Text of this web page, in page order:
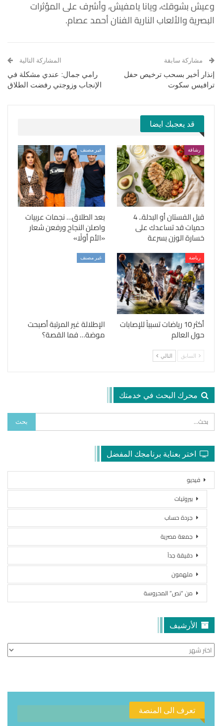
وعيش بشوقك، ويانا يامفيش، وأشرف على المؤثرات
البصرية والألعاب النارية الفنان أحمد عصام.
مشاركة سابقة
إنذار أخير بسحب ترخيص حفل
ترافيس سكوت
المشاركة التالية
رامي جمال: عندي مشكلة في
الإنجاب وزوجتي رفضت الطلاق
قد يعجبك ايضا
رشاقة
قبل الفستان أو البدلة.. 4
حميات قد تساعدك على
خسارة الوزن بسرعة
غير مصنف
بعد الطلاق… نجمات عربيات
واصلن النجاح ورفعن شعار
«الأم أولًا»
رياضة
أكثر 10 رياضات تسبباً للإصابات
حول العالم
غير مصنف
الإطلالة غير المرتبة أصبحت
موضة… فما القصة؟
السابق التالي
محرك البحث في خدمتك
اختر بعناية برنامجك المفضل
فيديو
بيروتيات
جردة حساب
جمعة مصرية
دقيقة جداً
ملهمون
من “نص” المحروسة
الأرشيف
الأرشيف
تعرف الى المنصة